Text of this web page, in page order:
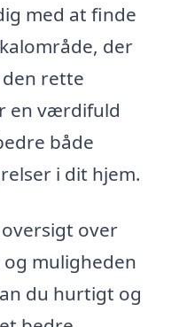
med at finde
der
rette
en værdifuld
både
i dit hjem.
over
og muligheden
du hurtigt og